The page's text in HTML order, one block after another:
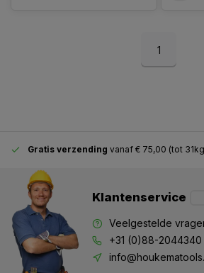
1
Gratis verzending vanaf € 75,00 (tot
Klantenservice
Veelgestelde
+31 (0)88-2044340